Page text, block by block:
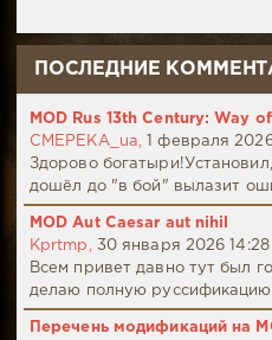
ПОСЛЕДНИЕ
MOD Rus 13th Century: Way
CMEPEKA_ua,
1 февраля
Здорово
дошёл до "в бой" вылазит
MOD Aut Caesar aut nihil
Kprtmp,
30 января 2026 14:28
Всем привет давно тут был
делаю полную руссификацию
Перечень модификаций на